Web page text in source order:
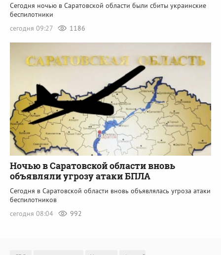
Сегодня ночью в Саратовской области были сбиты украинские
беспилотники
сегодня 09:27
1186
Ночью в Саратовской области вновь
объявляли угрозу атаки БПЛА
Сегодня в Саратовской области вновь объявлялась угроза атаки
беспилотников
сегодня 08:04
992